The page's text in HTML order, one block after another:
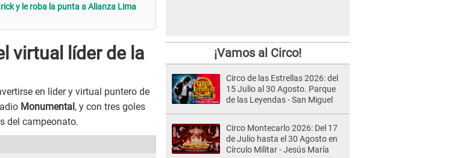
y le roba la punta a Alianza Lima
virtual líder de la
en líder y virtual puntero de
Monumental, y con tres goles
del campeonato.
¡Vamos al Circo!
Circo de las Estrellas 2026: del
15 Julio al 30 Agosto. Parque
de las Leyendas - San Miguel
Circo Montecarlo 2026: Del 17
de Julio hasta el 30 Agosto en
Círculo Militar - Jesús María